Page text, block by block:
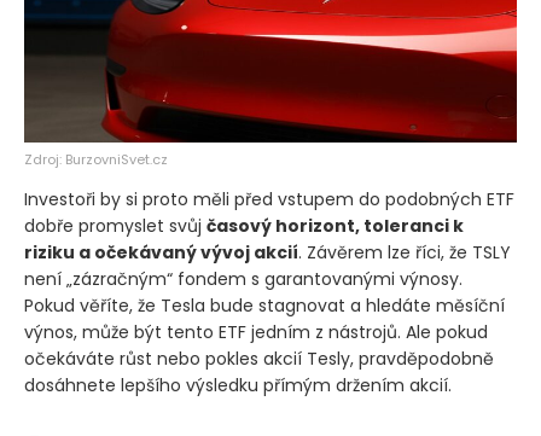
Zdroj: BurzovniSvet.cz
Investoři by si proto měli před vstupem do podobných ETF
dobře promyslet svůj časový horizont, toleranci k
riziku a očekávaný vývoj akcií. Závěrem lze říci, že TSLY
není „zázračným“ fondem s garantovanými výnosy.
Pokud věříte, že Tesla bude stagnovat a hledáte měsíční
výnos, může být tento ETF jedním z nástrojů. Ale pokud
očekáváte růst nebo pokles akcií Tesly, pravděpodobně
dosáhnete lepšího výsledku přímým držením akcií.